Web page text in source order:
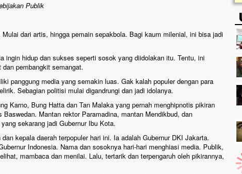
Publik
dari artis, hingga pemain sepakbola. Bagi kaum milenial, ini bisa jadi
ingin hidup dan sukses seperti sosok yang diidolakan itu. Tentu, ini
pembangkit semangat.
panggung media yang semakin luas. Gak kalah populer dengan para
Sebagian politisi mulai digandrungi dan jadi idolanya.
Karno, Bung Hatta dan Tan Malaka yang pernah menghipnotis pikiran
Baswedan. Mantan rektor Paramadina, mantan Mendikbud, dan
sekarang jadi Gubernur Ibu Kota.
kepala daerah terpopuler hari ini. Ia adalah Gubernur DKI Jakarta.
Indonesia. Nama dan sosoknya hari-hari menghiasi media. Publik,
mambaca dan menilai. Lalu, tertarik dan terpengaruh oleh pikirannya,